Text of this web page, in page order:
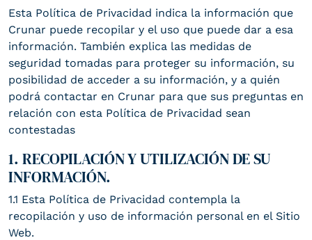
Nosotros
Team
Blog
Contacto
ESR
Esta Política de Privacidad indica la información que
Crunar puede recopilar y el uso que puede dar a esa
información. También explica las medidas de
seguridad tomadas para proteger su información, su
posibilidad de acceder a su información, y a quién
podrá contactar en Crunar para que sus preguntas en
relación con esta Política de Privacidad sean
contestadas
1. RECOPILACIÓN Y UTILIZACIÓN DE SU
INFORMACIÓN.
1.1 Esta Política de Privacidad contempla la
recopilación y uso de información personal en el Sitio
Web.
México, CDMX, México.
Av. los rios, Edif. Puyacatenco, Tabasco 2000, Villahermosa,
Tabasco, México.
SOCIALES
Facebook Instagram Behance
YouTube
Tiktok